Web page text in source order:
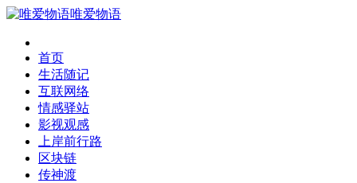
唯爱物语
首页
生活随记
互联网络
情感驿站
影视观感
上岸前行路
区块链
传神渡